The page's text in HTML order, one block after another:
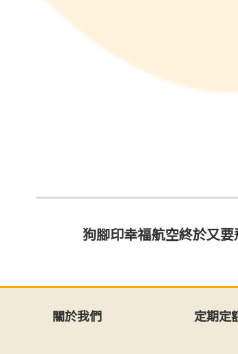
狗腳印幸福航空終於又
關於我們 定期定